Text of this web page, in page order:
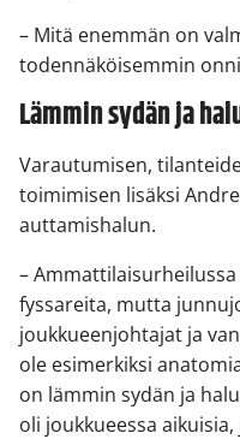
– Mitä enemmän on
todennäköisemmin
Lämmin sydän ja
Varautumisen,
toimimisen lisäksi
auttamishalun.
–
fyssareita, mutta
joukkueenjohtajat ja
ole esimerkiksi
on lämmin sydän ja
oli joukkueessa